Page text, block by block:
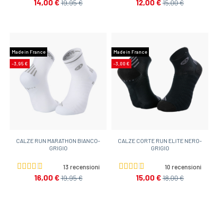
14,00 €19,95 € 12,00 €15,00 €
Made in France
-3,95 €
CALZE RUN MARATHON BIANCO-
GRIGIO
13 recensioni
16,00 €19,95 €
Made in France
-3,00 €
CALZE CORTE RUN ELITE NERO-
GRIGIO
10 recensioni
15,00 €18,00 €